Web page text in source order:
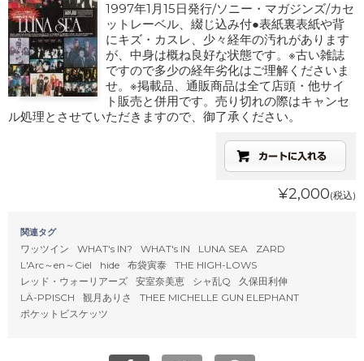
1997年1月15日発行/ソニー・マガジンズ/カセ
ットレーベル、綴じ込み付●表紙裏表紙や背
にキズ・カスレ、少々経年の汚れがあります
が、中身は概ね良好な状態です。※古い雑誌
ですので多少の経年劣化はご理解くださいま
せ。※掲載品、通販商品は全て店頭・他サイ
ト販売と併用です。売り切れの際はキャンセ
ル処理とさせていただきますので、御了承ください。
¥2,000(税込)
関連タグ
ワッツイン WHAT's IN? WHAT's IN LUNA SEA
ZARD
L'Arc～en～Ciel
hide 布袋寅泰
THE HIGH-LOWS
レッド・ウォーリアーズ
安室奈美恵 シャ乱Q
久保田利伸
LÄ-PPISCH
観月ありさ
THEE MICHELLE GUN ELEPHANT
ポケットビスケッツ